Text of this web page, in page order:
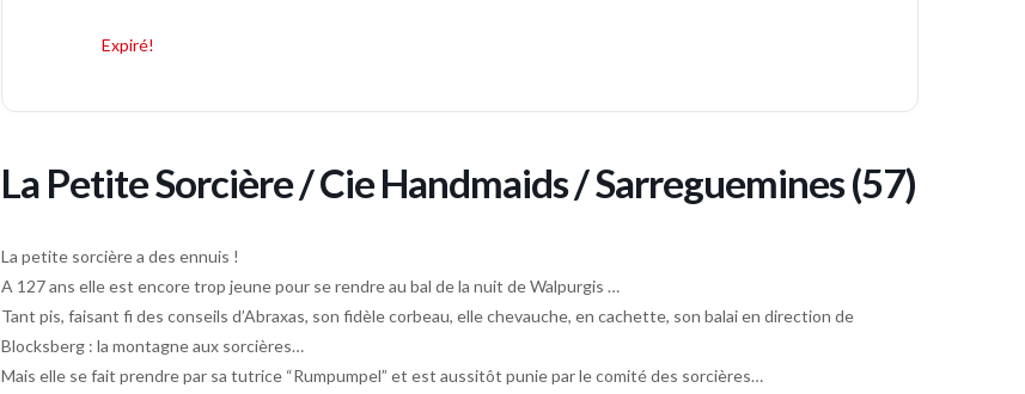
Expiré!
La Petite Sorcière / Cie Handmaids / Sarreguemines (57)
La petite sorcière a des ennuis !
A 127 ans elle est encore trop jeune pour se rendre au bal de la nuit de Walpurgis …
Tant pis, faisant fi des conseils d’Abraxas, son fidèle corbeau, elle chevauche, en cachette, son balai en direction de
Blocksberg : la montagne aux sorcières…
Mais elle se fait prendre par sa tutrice “Rumpumpel” et est aussitôt punie par le comité des sorcières…